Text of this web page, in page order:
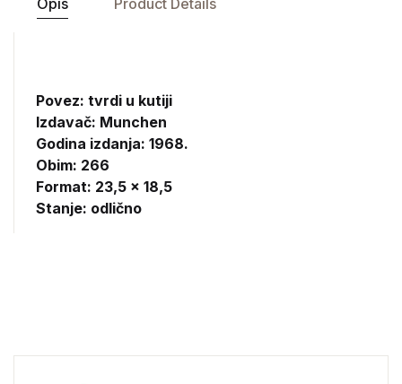
Opis Product Details
Povez: tvrdi u kutiji
Izdavač: Munchen
Godina izdanja: 1968.
Obim: 266
Format: 23,5 x 18,5
Stanje: odlično